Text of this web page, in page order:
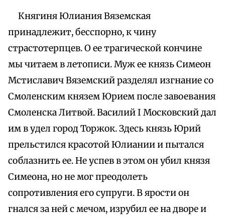
Княгиня Юлиания Вяземская
принадлежит, бесспорно, к чину
страстотерпцев. О ее трагической кончине
мы читаем в летописи. Муж ее князь Симеон
Мстиславич Вяземский разделял изгнание со
Смоленским князем Юрием после завоевания
Смоленска Литвой. Василий I Московский дал
им в удел город Торжок. Здесь князь Юрий
прельстился красотой Юлиании и пытался
соблазнить ее. Не успев в этом он убил князя
Симеона, но не мог преодолеть
сопротивления его супруги. В ярости он
гнался за ней с мечом, изрубил ее на дворе и